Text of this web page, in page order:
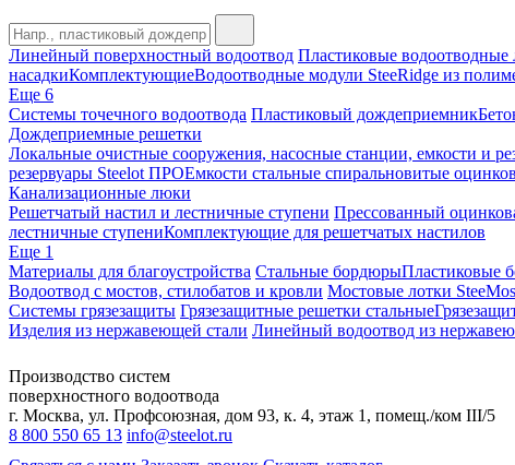
Линейный поверхностный водоотвод Пластиковые водоотводные
насадкиКомплектующиеВодоотводные модули SteeRidge из
Еще 6
Системы точечного водоотвода Пластиковый дождеприемник
Дождеприемные решетки
Локальные очистные сооружения, насосные станции, емкости и
резервуары Steelot ПРОЕмкости стальные спиральновитые
Канализационные люки
Решетчатый настил и лестничные ступени Прессованный
лестничные ступениКомплектующие для решетчатых настилов
Еще 1
Материалы для благоустройства Стальные бордюрыПластиковые
Водоотвод с мостов, стилобатов и кровли Мостовые лотки
Системы грязезащиты Грязезащитные решетки стальные
Изделия из нержавеющей стали Линейный водоотвод из
Производство систем
поверхностного водоотвода
г. Москва, ул. Профсоюзная, дом 93, к. 4, этаж 1, помещ./ком III/5
8 800 550 65 13 info@steelot.ru